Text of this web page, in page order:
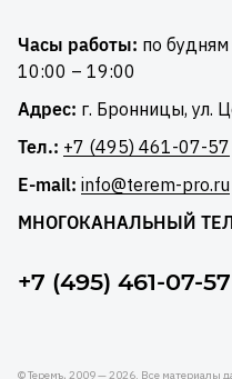
Часы работы: по
10:00 – 19:00
Адрес: г. Бронницы, ул.
Тел.: +7 (495) 461-07-57
E-mail: info@terem-pro.ru
МНОГОКАНАЛЬНЫЙ
+7 (495) 461-07-57
© Теремъ, 2009 — 2026. Все материалы